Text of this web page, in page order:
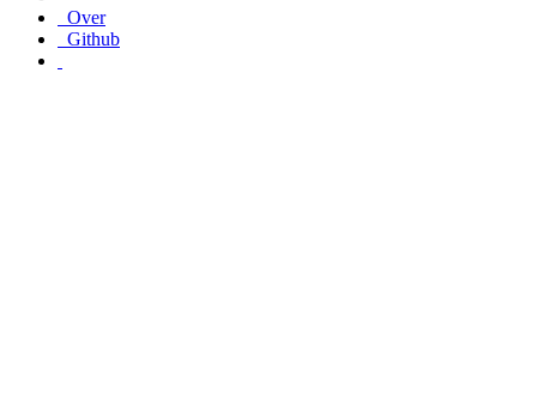
Over
Github